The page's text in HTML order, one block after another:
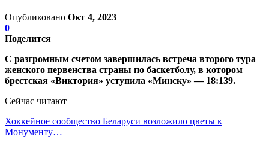
Опубликовано Окт 4, 2023
0
Поделится
С разгромным счетом завершилась встреча второго тура
женского первенства страны по баскетболу, в котором
брестская «Виктория» уступила «Минску» — 18:139.
Сейчас читают
Хоккейное сообщество Беларуси возложило цветы к
Монументу…